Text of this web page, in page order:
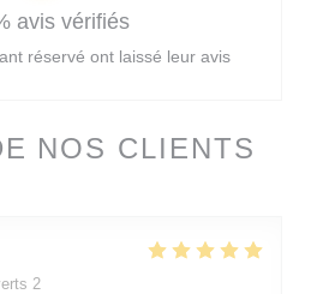
NOS CLIENTS
2
avis vérifiés
réservé ont laissé leur avis